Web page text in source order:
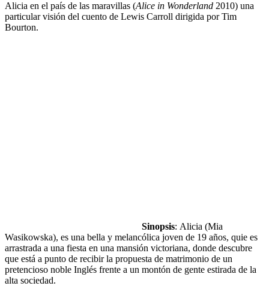
Alicia en el país de las maravillas (Alice in Wonderland 2010) una
particular visión del cuento de Lewis Carroll dirigida por Tim
Bourton.
Sinopsis: Alicia (Mia
Wasikowska), es una bella y melancólica joven de 19 años, quie es
arrastrada a una fiesta en una mansión victoriana, donde descubre
que está a punto de recibir la propuesta de matrimonio de un
pretencioso noble Inglés frente a un montón de gente estirada de la
alta sociedad.